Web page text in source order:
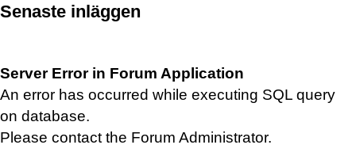
Senaste inläggen
Server Error in Forum Application
An error has occurred while executing SQL query
on database.
Please contact the Forum Administrator.